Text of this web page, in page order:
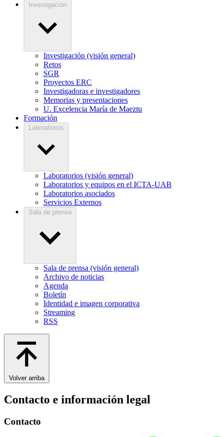
Investigación
Investigación (visión general)
Retos
SGR
Proyectos ERC
Investigadoras e investigadores
Memorias y presentaciones
U. Excelencia María de Maeztu
Formación
Laboratorios
Laboratorios (visión general)
Laboratorios y equipos en el ICTA-UAB
Laboratorios asociados
Servicios Externos
Sala de prensa
Sala de prensa (visión general)
Archivo de noticias
Agenda
Boletín
Identidad e imagen corporativa
Streaming
RSS
Volver arriba
Contacto e información legal
Contacto